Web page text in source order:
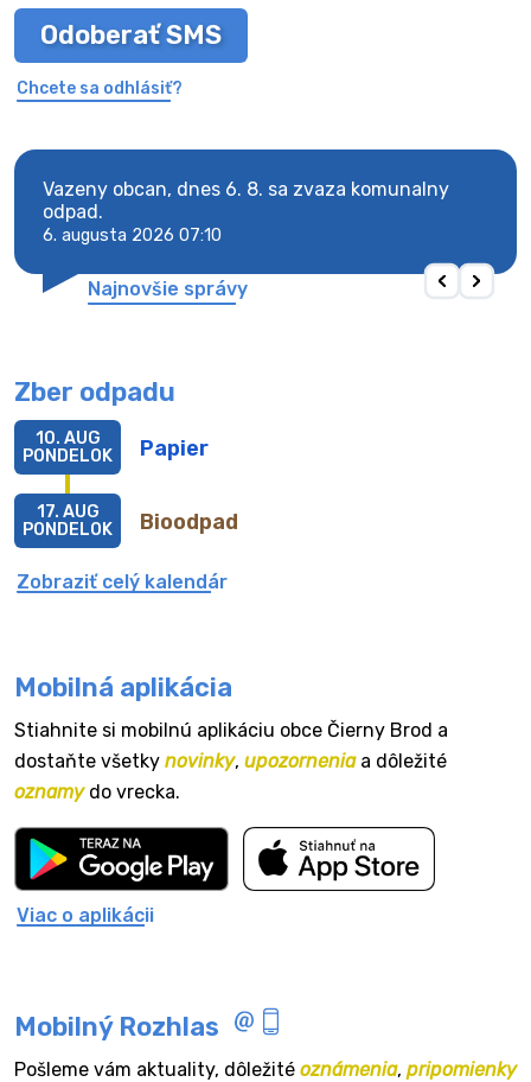
Odoberať SMS
Chcete sa odhlásiť?
Vazeny obcan, dnes 6. 8. sa zvaza komunalny
odpad.
6. augusta 2026 07:10
Najnovšie správy
Zber odpadu
Papier
10. AUG
PONDELOK
Bioodpad
17. AUG
PONDELOK
Zobraziť celý kalendár
Mobilná aplikácia
Stiahnite si mobilnú aplikáciu obce Čierny Brod a
dostaňte všetky novinky, upozorneniaa dôležité
oznamydo vrecka.
Viac o aplikácii
Mobilný Rozhlas
Pošleme vám aktuality, dôležité oznámenia, pripomienky